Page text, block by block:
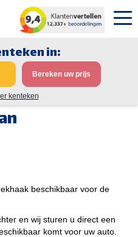
in:
Bereken uw prijs
kenteken
beschikbaar voor de
en wij sturen u direct een
komt voor uw auto.